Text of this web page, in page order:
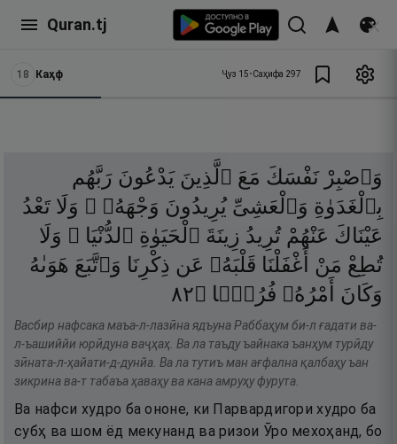
Quran.tj
18 Каҳф Ҷуз 15•Саҳифа 297
وَٱصْبِرْ نَفْسَكَ مَعَ ٱلَّذِينَ يَدْعُونَ رَبَّهُم
بِٱلْغَدَوٰةِ وَٱلْعَشِىِّ يُرِيدُونَ وَجْهَهُۥ ۖ وَلَا تَعْدُ
عَيْنَاكَ عَنْهُمْ تُرِيدُ زِينَةَ ٱلْحَيَوٰةِ ٱلدُّنْيَا ۖ وَلَا
تُطِعْ مَنْ أَغْفَلْنَا قَلْبَهُۥ عَن ذِكْرِنَا وَٱتَّبَعَ هَوَىٰهُ
وَكَانَ
أَمْرُهُۥ فُرُطًۭا ۝٢٨
Васбир нафсака маъа-л-лазӣна ядъуна Раббаҳум би-л ғадати ва-
л-ъашиййи юрӣдуна ваҷҳаҳ. Ва ла таъду ъайнака ъанҳум турӣду
зӣната-л-ҳайати-д-дунйа. Ва ла тутиъ ман ағфална қалбаҳу ъан
зикрина ва-т табаъа ҳаваҳу ва кана амруҳу фурута.
Ва нафси худро ба ононе, ки Парвардигори худро ба
субҳ ва шом ёд мекунанд ва ризои Ӯро мехоҳанд, бо